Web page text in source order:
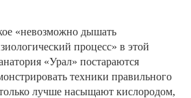
«невозможно дышать
процесс» в этой
«Урал» постараются
техники правильного
лучше насыщают кислородом,